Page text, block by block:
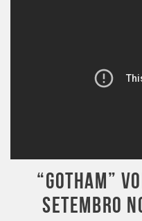
“GOTHAM”
SETEMBRO